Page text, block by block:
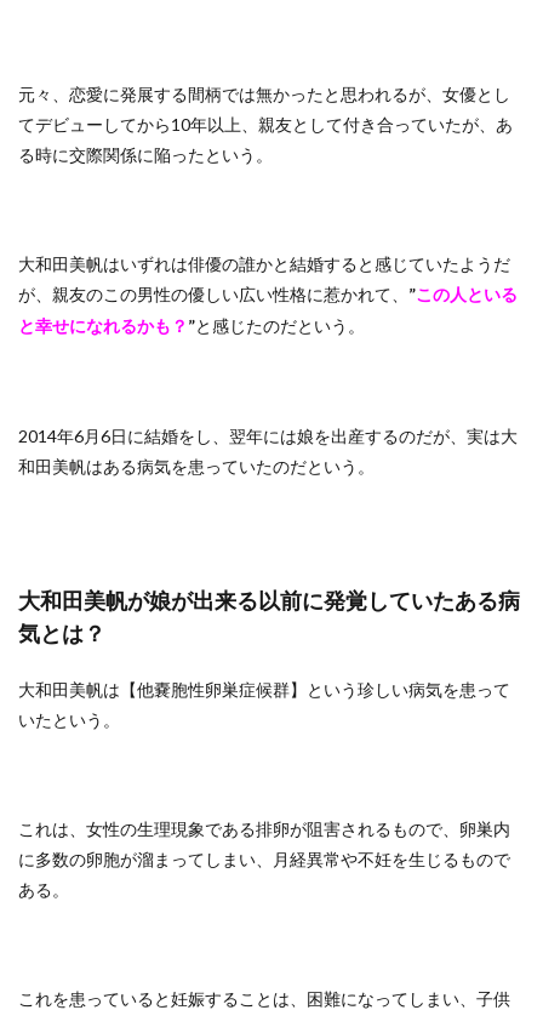
元々、恋愛に発展する間柄では無かったと思われるが、女優とし
てデビューしてから10年以上、親友として付き合っていたが、あ
る時に交際関係に陥ったという。
大和田美帆はいずれは俳優の誰かと結婚すると感じていたようだ
が、親友のこの男性の優しい広い性格に惹かれて、 ”この人といる
と幸せになれるかも？ ”と感じたのだという。
2014年6月6日に結婚をし、翌年には娘を出産するのだが、実は大
和田美帆はある病気を患っていたのだという。
大和田美帆が娘が出来る以前に発覚していたある病
気とは？
大和田美帆は【他嚢胞性卵巣症候群】という珍しい病気を患って
いたという。
これは、女性の生理現象である排卵が阻害されるもので、卵巣内
に多数の卵胞が溜まってしまい、月経異常や不妊を生じるもので
ある。
これを患っていると妊娠することは、困難になってしまい、子供